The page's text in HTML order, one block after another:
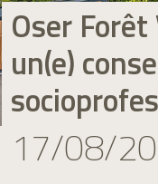
Oser
un(e)
17/08/